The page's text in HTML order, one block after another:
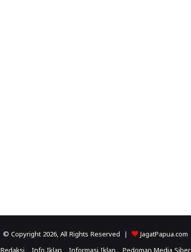
© Copyright 2026, All Rights Reserved | JagatPapua.com
Redaksi Info Iklan Informasi Iklan Pedoman Media Siber